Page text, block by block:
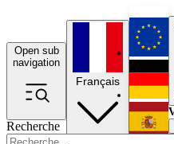
Open sub
navigation
Recherche
Français